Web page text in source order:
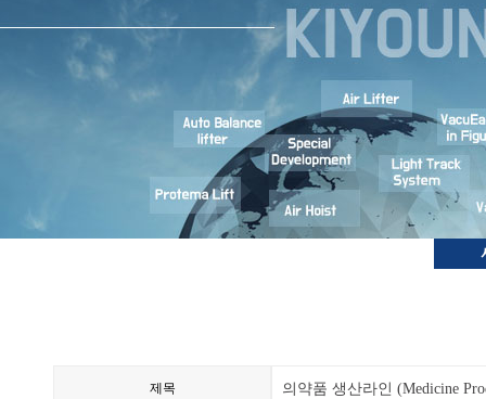
제목 의약품 생산라인 (Medicine